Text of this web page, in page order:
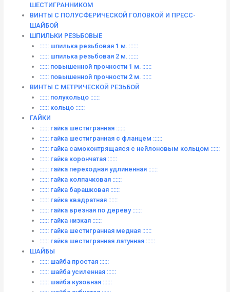
ШЕСТИГРАННИКОМ
ВИНТЫ С ПОЛУСФЕРИЧЕСКОЙ ГОЛОВКОЙ И ПРЕСС-
ШАЙБОЙ
ШПИЛЬКИ РЕЗЬБОВЫЕ
:::::: шпилька резьбовая 1 м. ::::::
:::::: шпилька резьбовая 2 м. ::::::
:::::: повышенной прочности 1 м. ::::::
:::::: повышенной прочности 2 м. ::::::
ВИНТЫ C МЕТРИЧЕСКОЙ РЕЗЬБОЙ
:::::: полукольцо ::::::
:::::: кольцо ::::::
ГАЙКИ
:::::: гайка шестигранная ::::::
:::::: гайка шестигранная с фланцем ::::::
:::::: гайка самоконтрящаяся с нейлоновым кольцом ::::::
:::::: гайка корончатая ::::::
:::::: гайка переходная удлиненная ::::::
:::::: гайка колпачковая ::::::
:::::: гайка барашковая ::::::
:::::: гайка квадратная ::::::
:::::: гайка врезная по дереву ::::::
:::::: гайка низкая ::::::
:::::: гайка шестигранная медная ::::::
:::::: гайка шестигранная латунная ::::::
ШАЙБЫ
:::::: шайба простая ::::::
:::::: шайба усиленная ::::::
:::::: шайба кузовная ::::::